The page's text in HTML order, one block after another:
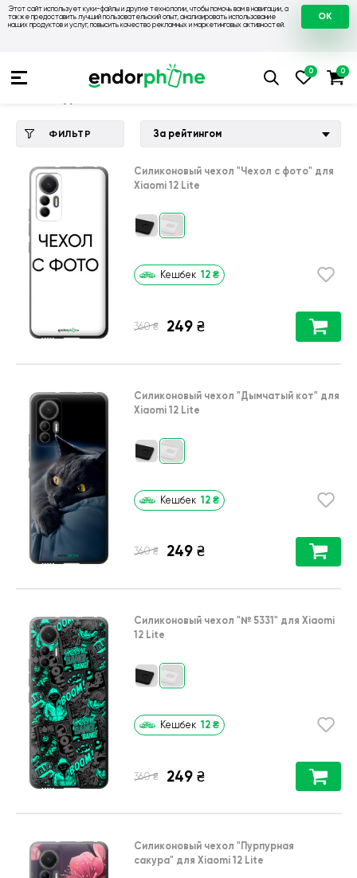
Этот сайт использует куки-файлы и другие технологии, чтобы помочь вам в навигации, а
также предоставить лучший пользовательский опыт, анализировать использование
наших продуктов и услуг, повысить качество рекламных и маркетинговых активностей.
OK
💙 Чехлы на Xiaomi 💛 Чехол для Xiaomi
ФИЛЬТР За рейтингом
Силиконовый чехол "Чехол с фото" для
Xiaomi 12 Lite
Кешбек 12 ₴
360 ₴ 249 ₴
Силиконовый чехол "Дымчатый кот" для
Xiaomi 12 Lite
Кешбек 12 ₴
360 ₴ 249 ₴
Силиконовый чехол "№ 5331" для Xiaomi
12 Lite
Кешбек 12 ₴
360 ₴ 249 ₴
Силиконовый чехол "Пурпурная
сакура" для Xiaomi 12 Lite